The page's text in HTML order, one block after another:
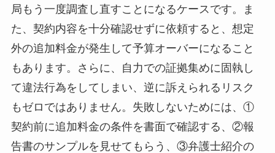
局もう一度調査し直すことになるケースです。ま
た、契約内容を十分確認せずに依頼すると、想定
外の追加料金が発生して予算オーバーになること
もあります。さらに、自力での証拠集めに固執し
て違法行為をしてしまい、逆に訴えられるリスク
もゼロではありません。失敗しないためには、①
契約前に追加料金の条件を書面で確認する、②報
告書のサンプルを見せてもらう、③弁護士紹介の